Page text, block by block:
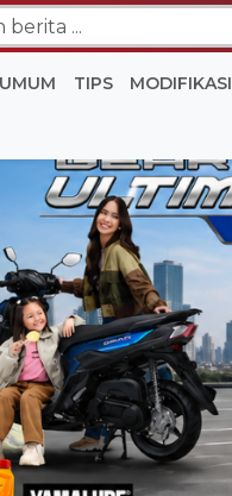
UMUM TIPS MODIFIKASI